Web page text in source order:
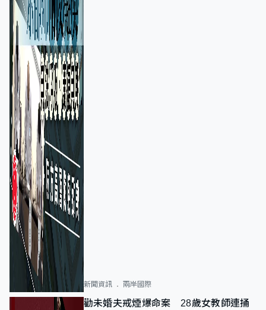
新聞資訊 兩岸國際
勸未婚夫戒煙爆命案 28歲女教師連捅